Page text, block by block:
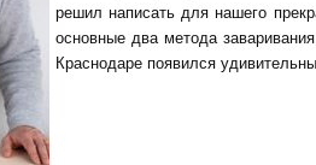
решил написать для нашего
основные два метода
Краснодаре появился